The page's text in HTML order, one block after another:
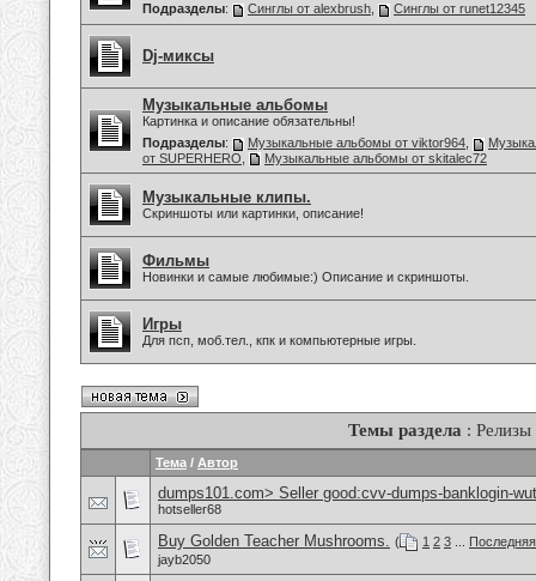
Подразделы: Синглы от alexbrush Синглы от runet12345
Dj-миксы
Музыкальные альбомы
Картинка и описание обязательны!
Подразделы: Музыкальные альбомы от viktor964
от SUPERHERO
Музыкальные альбомы от skitalec72
Музыкальные клипы.
Скриншоты или картинки, описание!
Фильмы
Новинки и самые любимые:) Описание и скриншоты.
Игры
Для псп, моб.тел., кпк и компьютерные игры.
Темы раздела : Релизы
Тема / Автор
dumps101.com> Seller good:cvv-dumps-banklogin-
hotseller68
Buy Golden Teacher Mushrooms. ( 1 2 3
jayb2050